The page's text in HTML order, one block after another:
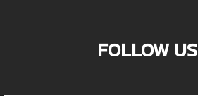
FOLLOW US